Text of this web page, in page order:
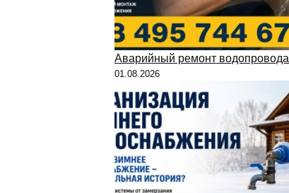
Аварийный ремонт водопровода
01.08.2026